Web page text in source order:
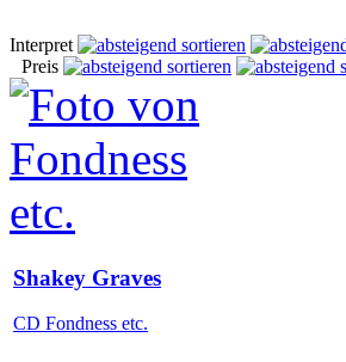
Interpret
Preis
Shakey Graves
CD Fondness etc.